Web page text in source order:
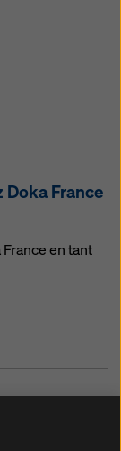
Doka France
en tant